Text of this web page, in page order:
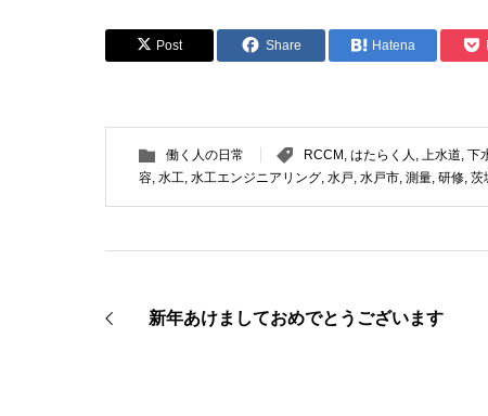
Post Share Hatena
働く人の日常 RCCM , はたらく人 , 上水道, 下
容, 水工, 水工エンジニアリング, 水戸, 水戸市, 測量, 研修, 茨
新年あけましておめでとうございます